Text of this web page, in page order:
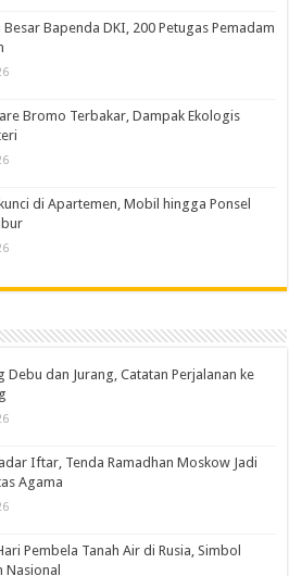
Besar Bapenda DKI, 200 Petugas Pemadam
Bromo Terbakar, Dampak Ekologis
di Apartemen, Mobil hingga Ponsel
Debu dan Jurang, Catatan Perjalanan ke
Iftar, Tenda Ramadhan Moskow Jadi
Agama
Pembela Tanah Air di Rusia, Simbol
Nasional